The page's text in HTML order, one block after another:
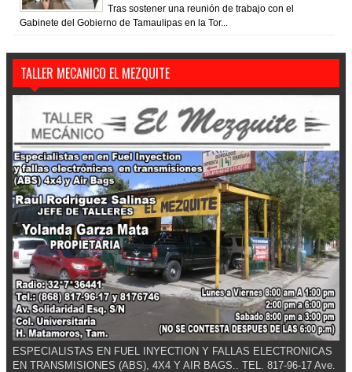
Tras sostener una reunión de trabajo con el
Gabinete del Gobierno de Tamaulipas en la Tor...
TALLER MECANICO EL MEZQUITE
ESPECIALISTAS EN FUEL INYECTION Y FALLAS ELECTRONICAS
EN TRANSMISIONES (ABS), 4X4 Y AIR BAGS.. TEL. 817-96-17 Ave.